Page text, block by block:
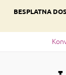
BESPLATNA